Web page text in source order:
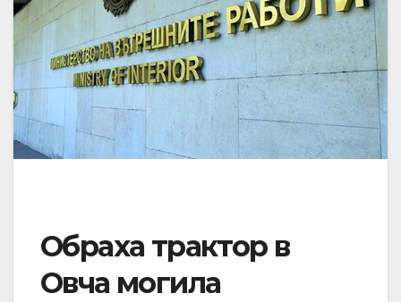
Обраха трактор в
Овча могила